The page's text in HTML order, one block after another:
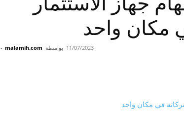
مكان واحد
بواسطة malamih.com
- 11/07/2023